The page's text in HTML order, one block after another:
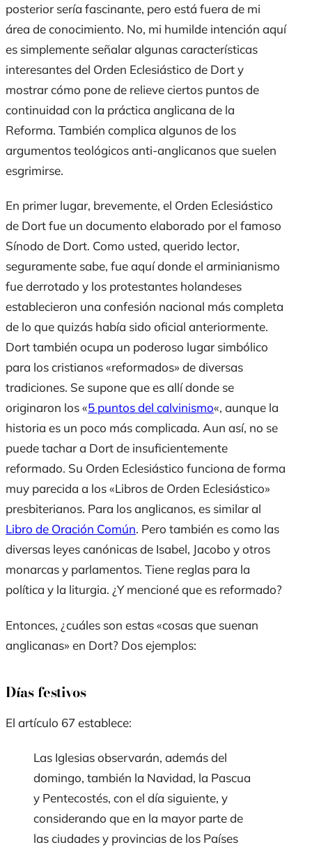
posterior sería fascinante, pero está fuera de mi
área de conocimiento. No, mi humilde intención aquí
es simplemente señalar algunas características
interesantes del Orden Eclesiástico de Dort y
mostrar cómo pone de relieve ciertos puntos de
continuidad con la práctica anglicana de la
Reforma. También complica algunos de los
argumentos teológicos anti-anglicanos que suelen
esgrimirse.
En primer lugar, brevemente, el Orden Eclesiástico
de Dort fue un documento elaborado por el famoso
Sínodo de Dort. Como usted, querido lector,
seguramente sabe, fue aquí donde el arminianismo
fue derrotado y los protestantes holandeses
establecieron una confesión nacional más completa
de lo que quizás había sido oficial anteriormente.
Dort también ocupa un poderoso lugar simbólico
para los cristianos «reformados» de diversas
tradiciones. Se supone que es allí donde se
originaron los «5 puntos del calvinismo«, aunque la
historia es un poco más complicada. Aun así, no se
puede tachar a Dort de insuficientemente
reformado. Su Orden Eclesiástico funciona de forma
muy parecida a los «Libros de Orden Eclesiástico»
presbiterianos. Para los anglicanos, es similar al
Libro de Oración Común. Pero también es como las
diversas leyes canónicas de Isabel, Jacobo y otros
monarcas y parlamentos. Tiene reglas para la
política y la liturgia. ¿Y mencioné que es reformado?
Entonces, ¿cuáles son estas «cosas que suenan
anglicanas» en Dort? Dos ejemplos:
Días festivos
El artículo 67 establece:
Las Iglesias observarán, además del
domingo, también la Navidad, la Pascua
y Pentecostés, con el día siguiente, y
considerando que en la mayor parte de
las ciudades y provincias de los Países